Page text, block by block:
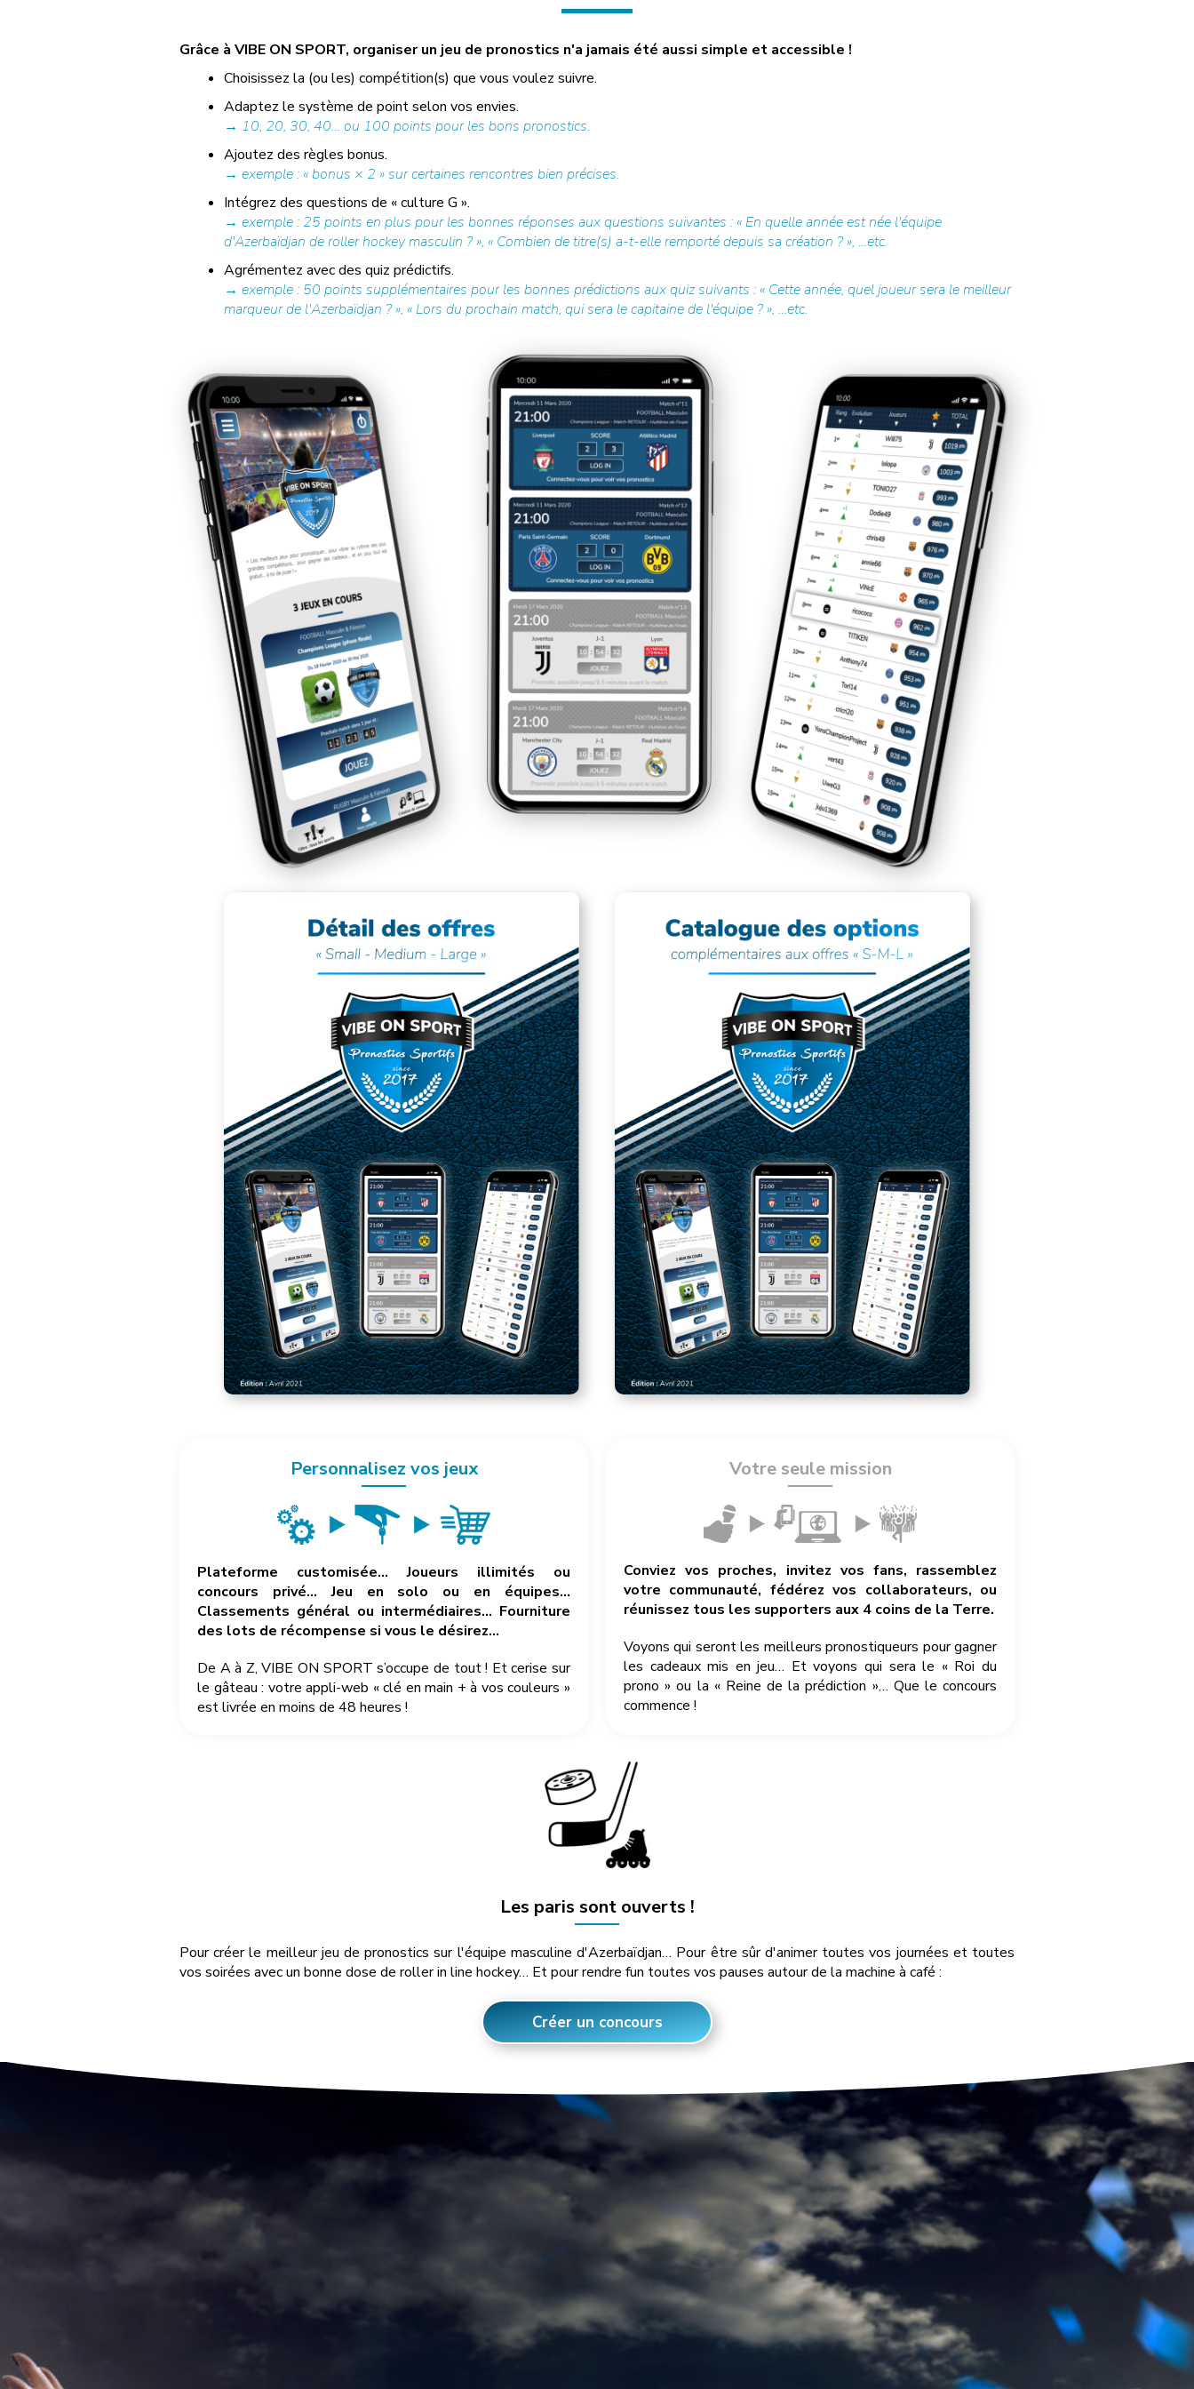
Grâce à VIBE ON SPORT, organiser un jeu de pronostics n'a jamais été aussi simple et accessible !
Choisissez la (ou les) compétition(s) que vous voulez suivre.
Adaptez le système de point selon vos envies.
→ 10, 20, 30, 40… ou 100 points pour les bons pronostics.
Ajoutez des règles bonus.
→ exemple : « bonus × 2 » sur certaines rencontres bien précises.
Intégrez des questions de « culture G ».
→ exemple : 25 points en plus pour les bonnes réponses aux questions suivantes : « En quelle année est née l'équipe
d'Azerbaïdjan de roller hockey masculin ? », « Combien de titre(s) a-t-elle remporté depuis sa création ? », …etc.
Agrémentez avec des quiz prédictifs.
→ exemple : 50 points supplémentaires pour les bonnes prédictions aux quiz suivants : « Cette année, quel joueur sera le meilleur
marqueur de l'Azerbaïdjan ? », « Lors du prochain match, qui sera le capitaine de l'équipe ? », …etc.
Personnalisez vos jeux
Plateforme customisée… Joueurs illimités ou
concours privé… Jeu en solo ou en équipes…
Classements général ou intermédiaires… Fourniture
des lots de récompense si vous le désirez…
De A à Z, VIBE ON SPORT s’occupe de tout ! Et cerise sur
le gâteau : votre appli-web « clé en main + à vos couleurs »
est livrée en moins de 48 heures !
Votre seule mission
Conviez vos proches, invitez vos fans, rassemblez
votre communauté, fédérez vos collaborateurs, ou
réunissez tous les supporters aux 4 coins de la Terre.
Voyons qui seront les meilleurs pronostiqueurs pour gagner
les cadeaux mis en jeu… Et voyons qui sera le « Roi du
prono » ou la « Reine de la prédiction »… Que le concours
commence !
Les paris sont ouverts !
Pour créer le meilleur jeu de pronostics sur l'équipe masculine d'Azerbaïdjan… Pour être sûr d'animer toutes vos journées et toutes
vos soirées avec un bonne dose de roller in line hockey… Et pour rendre fun toutes vos pauses autour de la machine à café :
Créer un concours